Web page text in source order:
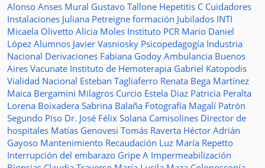
Alonso Anses Mural Gustavo Tallone Hepetitis C Cuidadores
Instalaciones Juliana Petreigne formación Jubilados INTI
Micaela Olivetto Alicia Moles Instituto PCR Mario Daniel
López Alumnos Javier Vasniosky Psicopedagogía Industria
Nacional Derivaciones Fabiana Godoy Ambulancia Buenos
Aires Vacunate Instituto de Hemoterapia Gabriel Katopodis
Vialidad Nacional Esteban Tagliaferro Renata Bega Martínez
Maica Bergamini Milagros Curcio Estela Diaz Patricia Peralta
Lorena Boixadera Sabrina Balaña Fotografía Magalí Patrón
Segundo Piso Dr. José Félix Solana Camisolines Director de
hospitales Matías Genovesi Tomás Raverta Héctor Adrián
Gayoso Mantenimiento Recaudación Luz María Repetto
Interrupción del embarazo Gripe A Impermeabilización